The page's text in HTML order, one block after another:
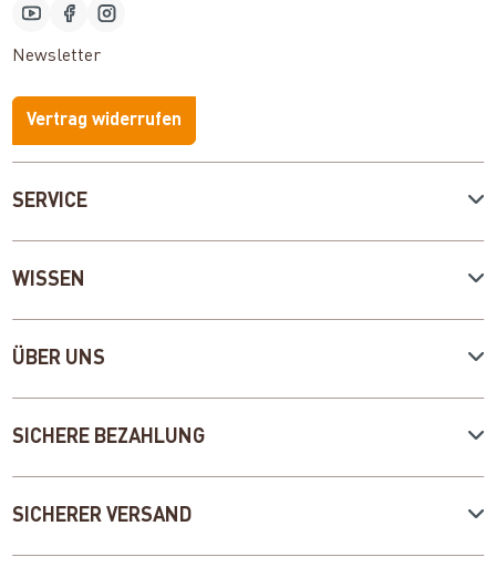
SERVICE
WISSEN
ÜBER UNS
Newsletter
Vertrag widerrufen
SICHERE BEZAHLUNG
SICHERER VERSAND